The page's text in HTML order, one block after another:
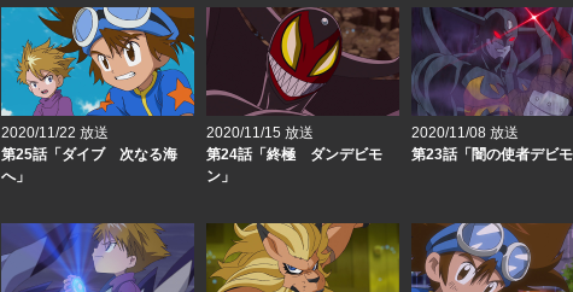
2020/11/22 放送
第25話「ダイブ 次なる海
へ」
2020/11/15 放送
第24話「終極 ダンデビモ
ン」
2020/11/08 放送
第23話「闇の使者デビモ